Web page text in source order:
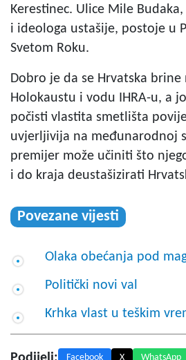
Kerestinec. Ulice Mile
i ideologa ustašije, postoje u
Svetom Roku.
Dobro je da se Hrvatska brine
Holokaustu i vodu IHRA-u, a
počisti vlastita smetlišta
uvjerljivija na međunarodnoj
premijer može učiniti što
i do kraja deustašizirati
Povezane vijesti
Olaka obećanja pod
Politički novi val
Krhka vlast u teškim
Facebook X WhatsApp